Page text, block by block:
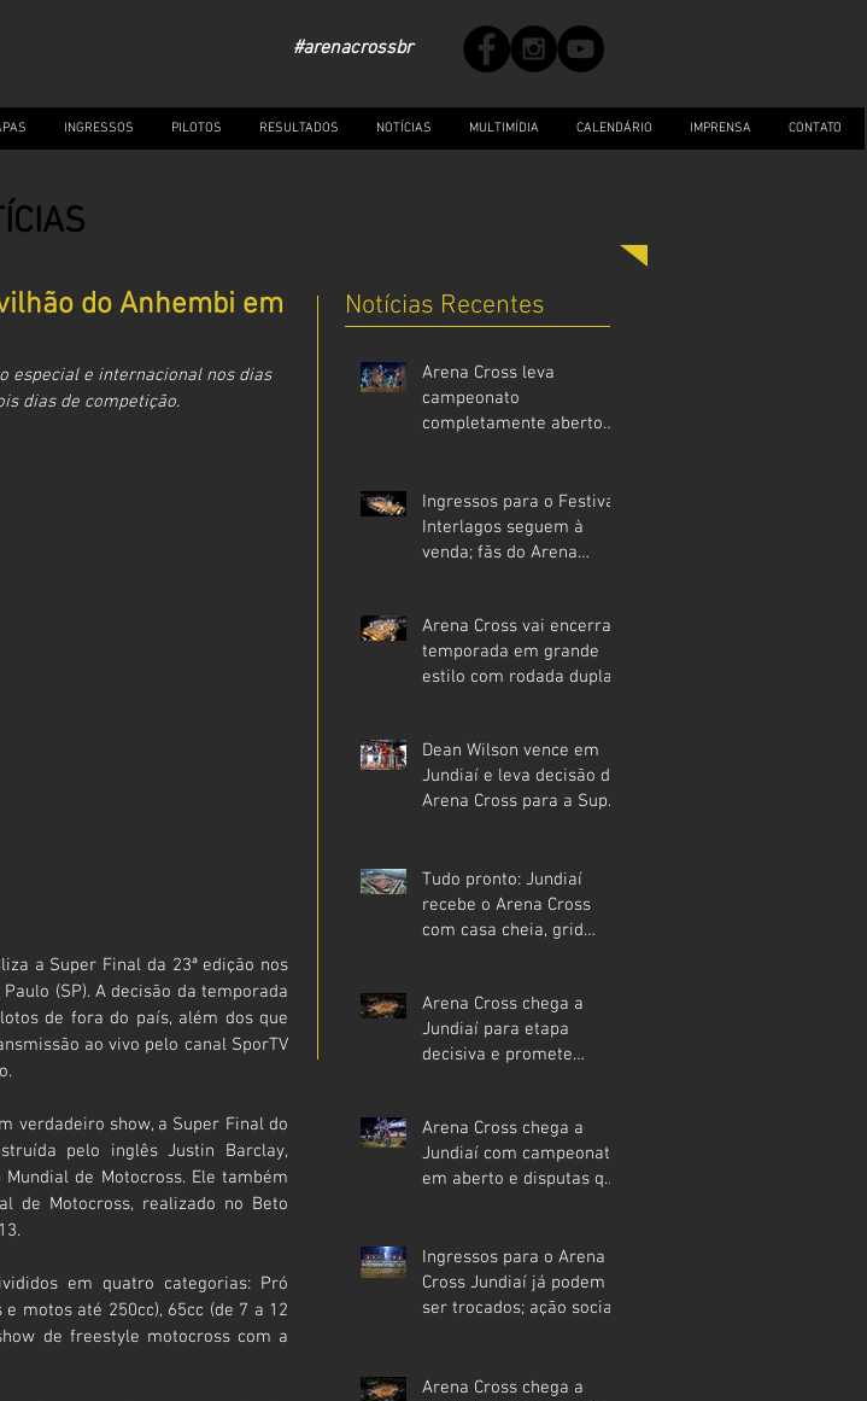
#arenacrossbr
INGRESSOS PILOTOS RESULTADOS NOTÍCIAS MULTIMÍDIA CALENDÁRIO IMPRENSA CONTATO
Arena Cross leva
campeonato
completamente aberto
Interlagos
Ingressos para o Festival
Interlagos seguem à
venda; fãs do Arena
antecipadamente
Arena Cross vai encerrar
temporada em grande
estilo com rodada dupla
Dean Wilson vence em
Jundiaí e leva decisão do
Arena Cross para a Super
Tudo pronto: Jundiaí
recebe o Arena Cross
com casa cheia, grid
campeonato
Arena Cross chega a
Jundiaí para etapa
decisiva e promete
Arena Cross chega a
Jundiaí com campeonato
em aberto e disputas que
Ingressos para o Arena
Cross Jundiaí já podem
ser trocados; ação social
famílias da cidade
Arena Cross chega a
Notícias Recentes
do Anhembi em
especial e internacional nos dias
dias de competição.
a Super Final da 23ª edição nos
(SP). A decisão da temporada
de fora do país, além dos que
ao vivo pelo canal SporTV
verdadeiro show, a Super Final do
pelo inglês Justin Barclay,
de Motocross. Ele também
de Motocross, realizado no Beto
em quatro categorias: Pró
motos até 250cc), 65cc (de 7 a 12
de freestyle motocross com a